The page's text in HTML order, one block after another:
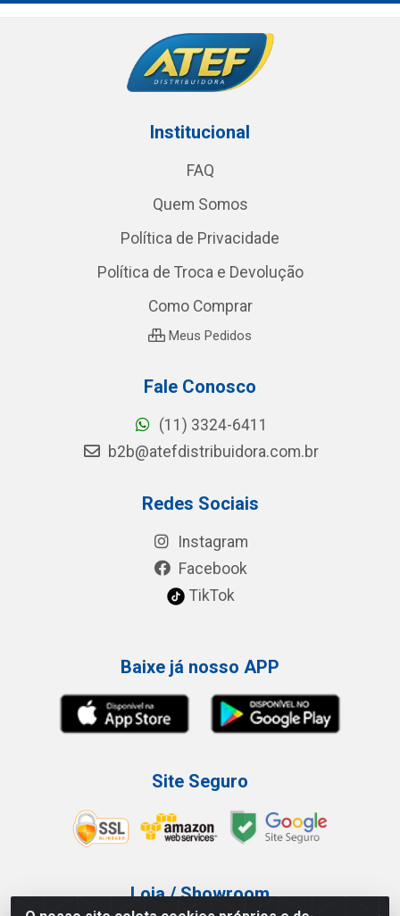
Institucional
FAQ
Quem Somos
Política de Privacidade
Política de Troca e Devolução
Como Comprar
Meus Pedidos
Fale Conosco
(11) 3324-6411
b2b@atefdistribuidora.com.br
Redes Sociais
Instagram
Facebook
TikTok
Baixe já nosso APP
Site Seguro
Loja / Showroom